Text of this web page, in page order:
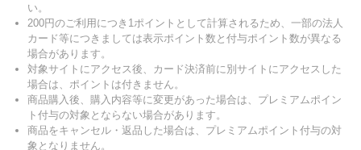
い。
200円のご利用につき1ポイントとして計算されるため、一部の法人
カード等につきましては表示ポイント数と付与ポイント数が異なる
場合があります。
対象サイトにアクセス後、カード決済前に別サイトにアクセスした
場合は、ポイントは付きません。
商品購入後、購入内容等に変更があった場合は、プレミアムポイン
ト付与の対象とならない場合があります。
商品をキャンセル・返品した場合は、プレミアムポイント付与の対
象となりません。